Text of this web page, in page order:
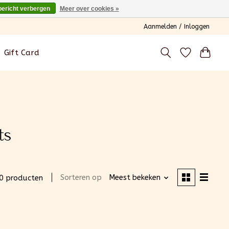
Aanmelden / Inloggen
Gift Card
producten Sorteren op Meest bekeken
verbergen Meer over cookies »